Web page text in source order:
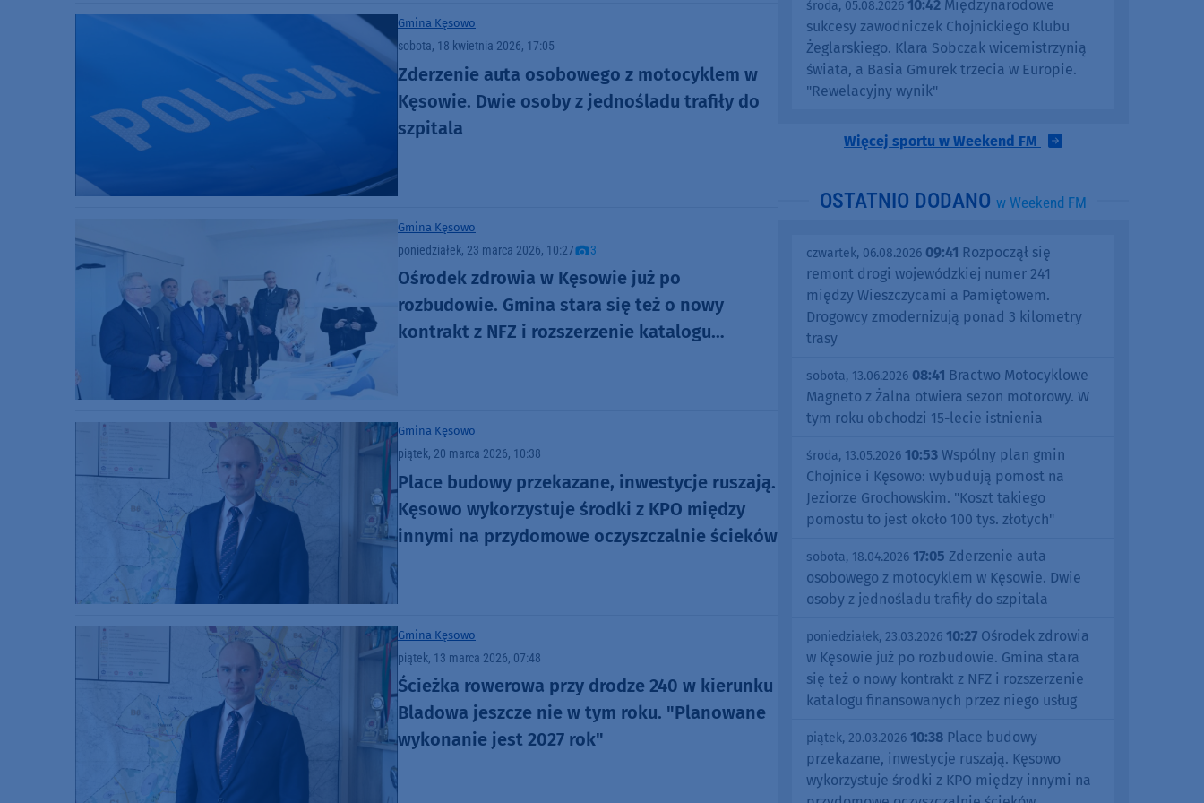
Gmina Kęsowo
sobota, 18 kwietnia 2026, 17:05
Zderzenie auta osobowego z motocyklem w
Kęsowie. Dwie osoby z jednośladu trafiły do
szpitala
Gmina Kęsowo
poniedziałek, 23 marca 2026, 10:27 3
Ośrodek zdrowia w Kęsowie już po
rozbudowie. Gmina stara się też o nowy
kontrakt z NFZ i rozszerzenie katalogu
Gmina Kęsowo
piątek, 20 marca 2026, 10:38
Place budowy przekazane, inwestycje ruszają.
Kęsowo wykorzystuje środki z KPO między
innymi na przydomowe oczyszczalnie ścieków
Gmina Kęsowo
piątek, 13 marca 2026, 07:48
Ścieżka rowerowa przy drodze 240 w kierunku
Bladowa jeszcze nie w tym roku. "Planowane
wykonanie jest 2027 rok"
środa, 05.08.2026 10:42 Międzynarodowe
sukcesy zawodniczek Chojnickiego Klubu
Żeglarskiego. Klara Sobczak wicemistrzynią
świata, a Basia Gmurek trzecia w Europie.
"Rewelacyjny wynik"
Więcej sportu w Weekend FM
OSTATNIO DODANO w Weekend FM
czwartek, 06.08.2026 09:41 Rozpoczął się
remont drogi wojewódzkiej numer 241
między Wieszczycami a Pamiętowem.
Drogowcy zmodernizują ponad 3 kilometry
trasy
sobota, 13.06.2026 08:41 Bractwo Motocyklowe
Magneto z Żalna otwiera sezon motorowy. W
tym roku obchodzi 15-lecie istnienia
środa, 13.05.2026 10:53 Wspólny plan gmin
Chojnice i Kęsowo: wybudują pomost na
Jeziorze Grochowskim. "Koszt takiego
pomostu to jest około 100 tys. złotych"
sobota, 18.04.2026 17:05 Zderzenie auta
osobowego z motocyklem w Kęsowie. Dwie
osoby z jednośladu trafiły do szpitala
poniedziałek, 23.03.2026 10:27 Ośrodek zdrowia
w Kęsowie już po rozbudowie. Gmina stara
się też o nowy kontrakt z NFZ i rozszerzenie
katalogu finansowanych przez niego usług
piątek, 20.03.2026 10:38 Place budowy
przekazane, inwestycje ruszają. Kęsowo
wykorzystuje środki z KPO między innymi na